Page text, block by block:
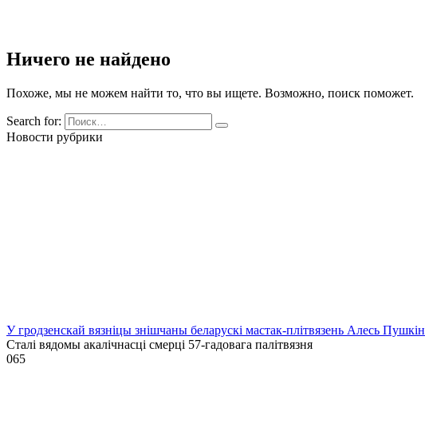
Ничего не найдено
Похоже, мы не можем найти то, что вы ищете. Возможно, поиск поможет.
Search for:
Новости рубрики
У гродзенскай вязніцы знішчаны беларускі мастак-плітвязень Алесь Пушкін
Сталі вядомы акалічнасці смерці 57-гадовага палітвязня
065